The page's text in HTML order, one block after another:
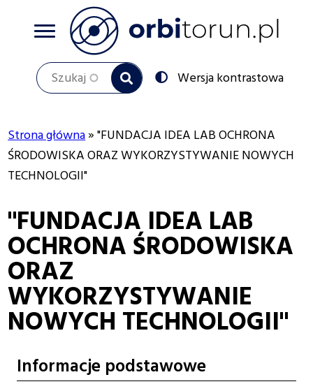
Szukaj
Przełącz
na:
Wersja kontrastowa
Ścieżka
nawigacyjna
Strona główna "FUNDACJA IDEA LAB OCHRONA
ŚRODOWISKA ORAZ WYKORZYSTYWANIE NOWYCH
TECHNOLOGII"
"FUNDACJA IDEA LAB
OCHRONA ŚRODOWISKA
ORAZ
WYKORZYSTYWANIE
NOWYCH TECHNOLOGII"
Informacje podstawowe